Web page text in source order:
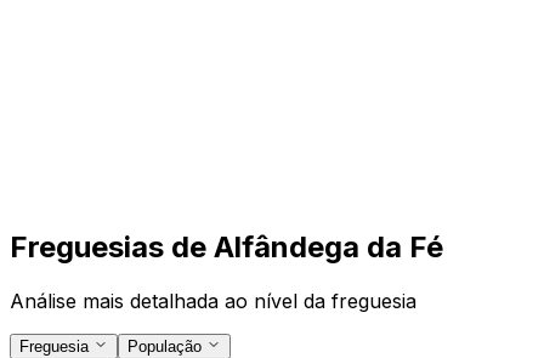
Freguesias de Alfândega da Fé
Análise mais detalhada ao nível da freguesia
Freguesia População